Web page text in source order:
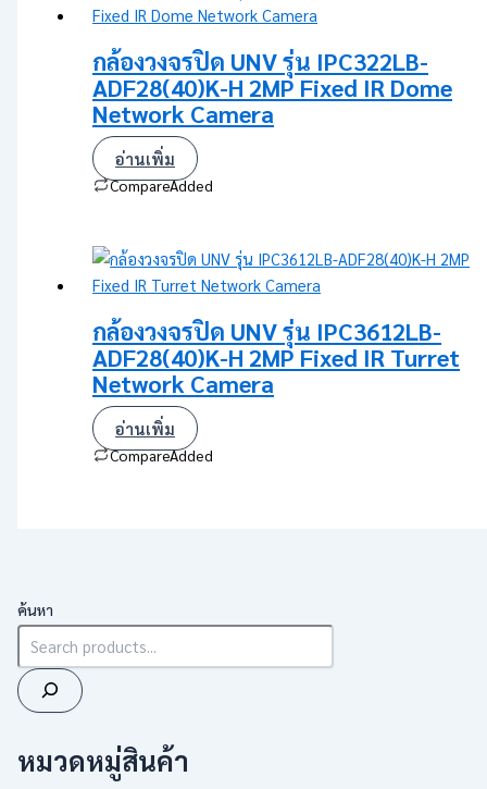
ค้นหา
หมวดหมู่สินค้า
กล้องวงจรปิด UNV รุ่น IPC322LB-
ADF28(40)K-H 2MP Fixed IR Dome
Network Camera
อ่านเพิ่ม
CompareAdded
กล้องวงจรปิด UNV รุ่น IPC3612LB-
ADF28(40)K-H 2MP Fixed IR Turret
Network Camera
อ่านเพิ่ม
CompareAdded